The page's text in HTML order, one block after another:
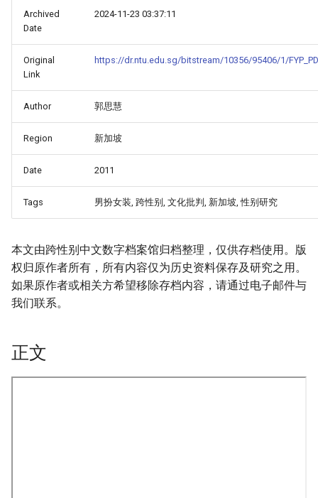
Archived
Date
2024-11-23 03:37:11
Original
Link
https://dr.ntu.edu.sg/bitstream/10356/95406/1/
Author 郭思慧
Region 新加坡
Date 2011
Tags 男扮女装, 跨性别, 文化批判, 新加坡, 性别研究
本文由跨性别中文数字档案馆归档整理，仅供存档使用。版
权归原作者所有，所有内容仅为历史资料保存及研究之用。
如果原作者或相关方希望移除存档内容，请通过电子邮件与
我们联系。
正文